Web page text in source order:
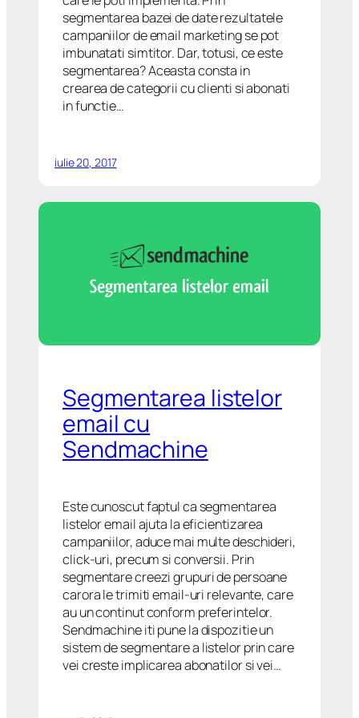
segmentarea bazei de date rezultatele
campaniilor de email marketing se pot
imbunatati simtitor. Dar, totusi, ce este
segmentarea? Aceasta consta in
crearea de categorii cu clienti si abonati
in functie…
iulie 20, 2017
Segmentarea listelor
email cu
Sendmachine
Este cunoscut faptul ca segmentarea
listelor email ajuta la eficientizarea
campaniilor, aduce mai multe deschideri,
click-uri, precum si conversii. Prin
segmentare creezi grupuri de persoane
carora le trimiti email-uri relevante, care
au un continut conform preferintelor.
Sendmachine iti pune la dispozitie un
sistem de segmentare a listelor prin care
vei creste implicarea abonatilor si vei…